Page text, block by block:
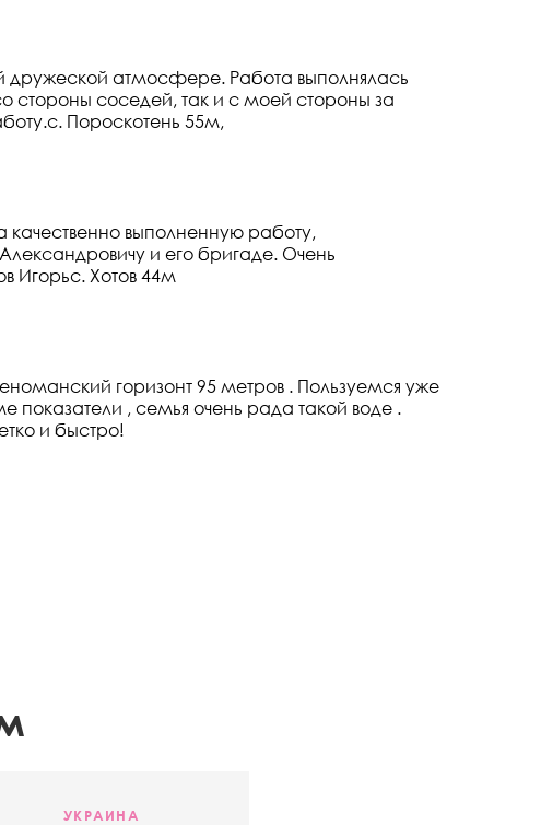
дружеской атмосфере. Работа выполнялась
стороны соседей, так и с моей стороны за
Пороскотень 55м,
выполненную работу,
и его бригаде. Очень
Игорьс. Хотов 44м
горизонт 95 метров . Пользуемся уже
показатели , семья очень рада такой воде .
и быстро!
УКРАИНА